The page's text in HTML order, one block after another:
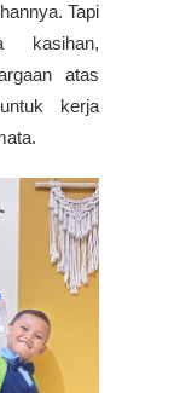
Tapi
kasihan,
atas
kerja